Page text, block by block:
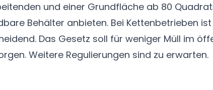
und einer Grundfläche ab 80
Behälter anbieten. Bei Kettenbetrieben
Das Gesetz soll für weniger Müll im
Weitere Regulierungen sind zu erwarten.